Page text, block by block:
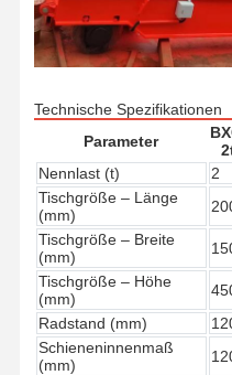
Startseite Produkte
Fabrik Tour
Rolle
Alle Fälle
Plaudern
Jetzt
Technische Spezifikationen
Parameter
Nennlast (t)
2
Tischgröße – Länge
(mm)
Tischgröße – Breite
(mm)
Tischgröße – Höhe
(mm)
Radstand (mm)
Schieneninnenmaß
(mm)